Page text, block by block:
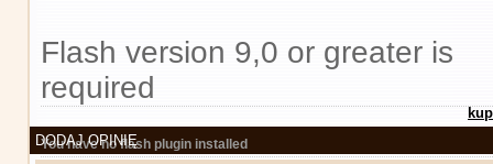
Flash version 9,0 or greater is
required
You have no flash plugin installed
DODAJ OPINIĘ